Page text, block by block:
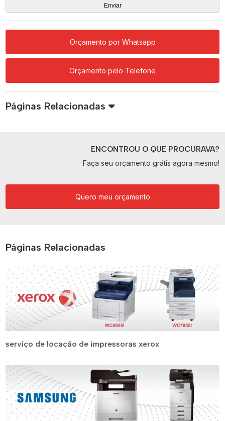
Orçamento por Whatsapp
Orçamento pelo Telefone
Páginas Relacionadas
ENCONTROU O QUE PROCURAVA?
Faça seu orçamento grátis agora mesmo!
Quero meu orçamento
Páginas Relacionadas
serviço de locação de impressoras xerox